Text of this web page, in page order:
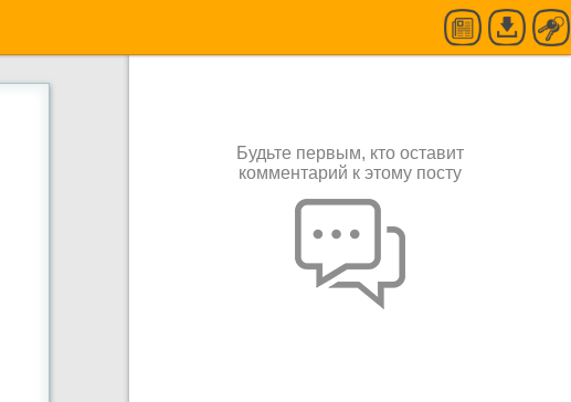
Будьте первым, кто оставит
комментарий к этому посту